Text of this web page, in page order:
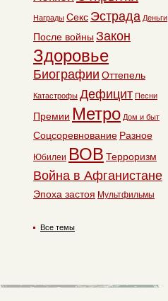
Награды Секс Эстрада Деньги
После войны Закон
Здоровье
Биографии Оттепель
Катастрофы Дефицит Песни
Премии Метро Дом и быт
Соцсоревнование Разное
Юбилеи ВОВ Терроризм
Война в Афганистане
Эпоха застоя Мультфильмы
Все темы